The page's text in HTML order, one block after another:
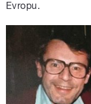
Evropu.